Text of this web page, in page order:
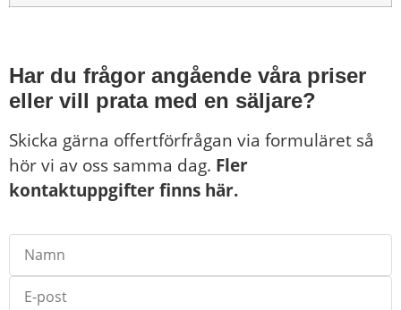
Har du frågor angående våra priser
eller vill prata med en säljare?
Skicka gärna offertförfrågan via formuläret så
hör vi av oss samma dag. Fler
kontaktuppgifter finns här.